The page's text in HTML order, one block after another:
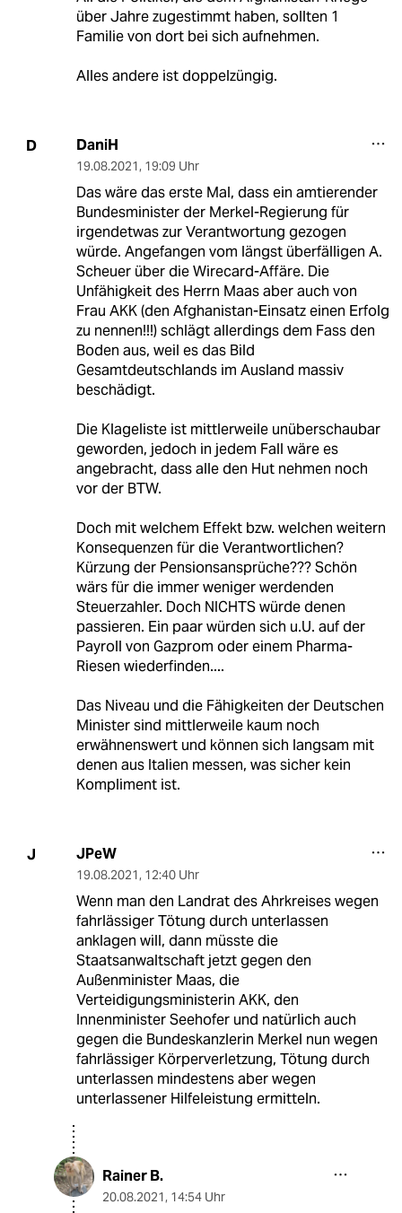
über Jahre zugestimmt haben, sollten 1
Familie von dort bei sich aufnehmen.
Alles andere ist doppelzüngig.
D DaniH
19.08.2021, 19:09 Uhr
Das wäre das erste Mal, dass ein amtierender
Bundesminister der Merkel-Regierung für
irgendetwas zur Verantwortung gezogen
würde. Angefangen vom längst überfälligen A.
Scheuer über die Wirecard-Affäre. Die
Unfähigkeit des Herrn Maas aber auch von
Frau AKK (den Afghanistan-Einsatz einen Erfolg
zu nennen!!!) schlägt allerdings dem Fass den
Boden aus, weil es das Bild
Gesamtdeutschlands im Ausland massiv
beschädigt.
Die Klageliste ist mittlerweile unüberschaubar
geworden, jedoch in jedem Fall wäre es
angebracht, dass alle den Hut nehmen noch
vor der BTW.
Doch mit welchem Effekt bzw. welchen weitern
Konsequenzen für die Verantwortlichen?
Kürzung der Pensionsansprüche??? Schön
wärs für die immer weniger werdenden
Steuerzahler. Doch NICHTS würde denen
passieren. Ein paar würden sich u.U. auf der
Payroll von Gazprom oder einem Pharma-
Riesen wiederfinden....
Das Niveau und die Fähigkeiten der Deutschen
Minister sind mittlerweile kaum noch
erwähnenswert und können sich langsam mit
denen aus Italien messen, was sicher kein
Kompliment ist.
J JPeW
19.08.2021, 12:40 Uhr
Wenn man den Landrat des Ahrkreises wegen
fahrlässiger Tötung durch unterlassen
anklagen will, dann müsste die
Staatsanwaltschaft jetzt gegen den
Außenminister Maas, die
Verteidigungsministerin AKK, den
Innenminister Seehofer und natürlich auch
gegen die Bundeskanzlerin Merkel nun wegen
fahrlässiger Körperverletzung, Tötung durch
unterlassen mindestens aber wegen
unterlassener Hilfeleistung ermitteln.
Rainer B.
20.08.2021, 14:54 Uhr